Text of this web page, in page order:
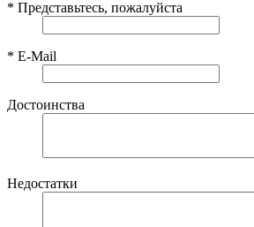
* Представьтесь, пожалуйста
* E-Mail
Достоинства
Недостатки